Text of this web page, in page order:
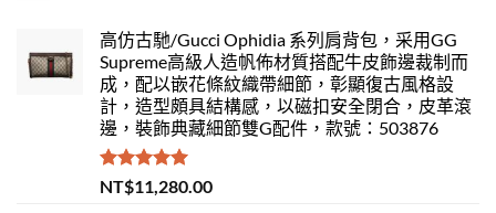
高仿古馳/Gucci Ophidia 系列肩背包，采用GG
Supreme高級人造帆佈材質搭配牛皮飾邊裁制而
成，配以嵌花條紋織帶細節，彰顯復古風格設
計，造型頗具結構感，以磁扣安全閉合，皮革滾
邊，裝飾典藏細節雙G配件，款號：503876
評分5.00
滿分 5
NT$11,280.00